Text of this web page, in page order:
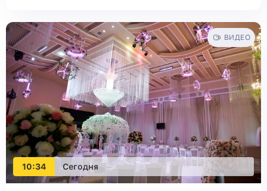
10:34 Сегодня
ВИДЕО